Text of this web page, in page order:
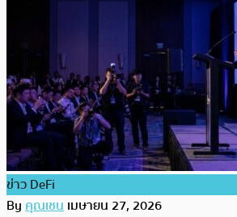
ข่าว DeFi
Byคุณเชนเมษายน 27, 2026